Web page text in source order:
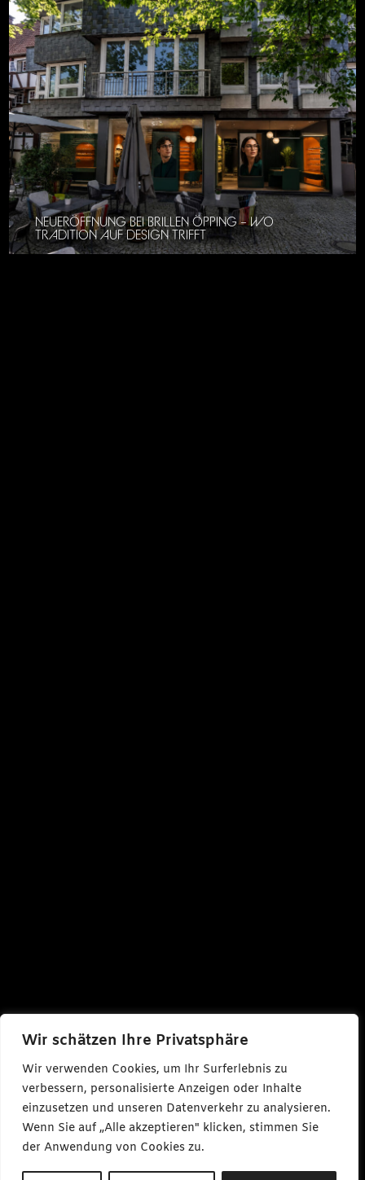
Wir schätzen Ihre Privatsphäre
Wir verwenden Cookies, um Ihr Surferlebnis zu
verbessern, personalisierte Anzeigen oder Inhalte
einzusetzen und unseren Datenverkehr zu analysieren.
Wenn Sie auf „Alle akzeptieren" klicken, stimmen Sie
der Anwendung von Cookies zu.
NEUERÖFFNUNG BEI BRILLEN ÖPPING – WO
TRADITION AUF DESIGN TRIFFT